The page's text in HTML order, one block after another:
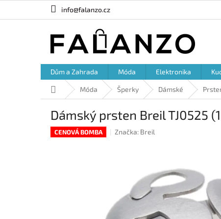
info@falanzo.cz
Dům a Zahrada Móda Elektronika
Domů Móda Šperky Dámské
Dámský prsten Breil TJ0525
CENOVÁ BOMBA Značka: Breil